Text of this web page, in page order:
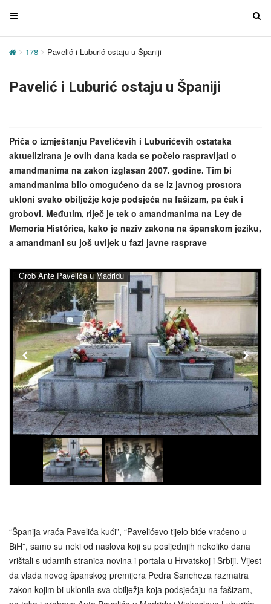
T
g
e
i
g
a
t
i
o
n
T
n
178 Pavelić i Luburić ostaju u Španiji
Pavelić i Luburić ostaju u Španiji
Priča o izmještanju Pavelićevih i Luburićevih ostataka
aktuelizirana je ovih dana kada se počelo raspravljati o
amandmanima na zakon izglasan 2007. godine. Tim bi
amandmanima bilo omogućeno da se iz javnog prostora
ukloni svako obilježje koje podsjeća na fašizam, pa čak i
grobovi. Međutim, riječ je tek o amandmanima na Ley de
Memoria Histórica, kako je naziv zakona na španskom jeziku,
a amandmani su još uvijek u fazi javne rasprave
Grob Ante Pavelića u Madridu
“Španija vraća Pavelića kući”, “Pavelićevo tijelo biće vraćeno u
BiH”, samo su neki od naslova koji su posljednjih nekoliko dana
vrištali s udarnih stranica novina i portala u Hrvatskoj i Srbiji. Vijest
da vlada novog španskog premijera Pedra Sancheza razmatra
zakon kojim bi uklonila sva obilježja koja podsjećaju na fašizam,